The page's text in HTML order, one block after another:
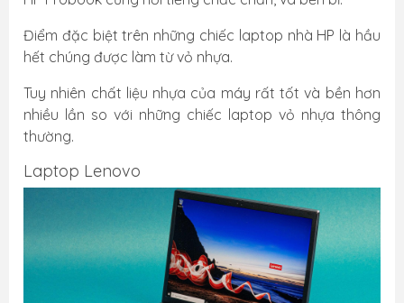
Điểm đặc biệt trên những chiếc laptop nhà HP là hầu
hết chúng được làm từ vỏ nhựa.
Tuy nhiên chất liệu nhựa của máy rất tốt và bền hơn
nhiều lần so với những chiếc laptop vỏ nhựa thông
thường.
Laptop Lenovo